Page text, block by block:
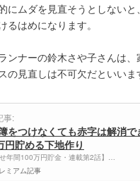
にムダを見直そうとしないと
るはめになります。
ンナーの鈴木さや子さんは
の見直しは不可欠だといいま
事:
をつけなくても赤字は解消で
円貯める下地作り
せ年間100万円貯金・連載第2話】…
ミアム記事